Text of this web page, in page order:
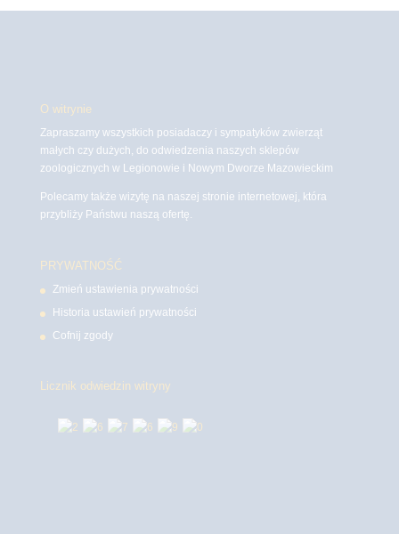
O witrynie
Zapraszamy wszystkich posiadaczy i sympatyków zwierząt
małych czy dużych, do odwiedzenia naszych sklepów
zoologicznych w Legionowie i Nowym Dworze Mazowieckim
Polecamy także wizytę na naszej stronie internetowej, która
przybliży Państwu naszą ofertę.
PRYWATNOŚĆ
Zmień ustawienia prywatności
Historia ustawień prywatności
Cofnij zgody
Licznik odwiedzin witryny